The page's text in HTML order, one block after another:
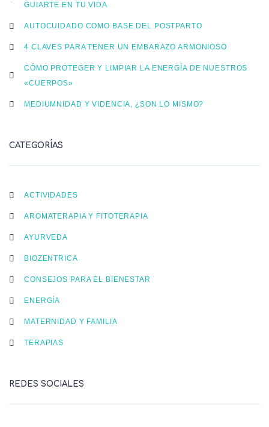
GUIARTE EN TU VIDA
AUTOCUIDADO COMO BASE DEL POSTPARTO
4 CLAVES PARA TENER UN EMBARAZO ARMONIOSO
CÓMO PROTEGER Y LIMPIAR LA ENERGÍA DE NUESTROS
«CUERPOS»
MEDIUMNIDAD Y VIDENCIA, ¿SON LO MISMO?
CATEGORÍAS
ACTIVIDADES
AROMATERAPIA Y FITOTERAPIA
AYURVEDA
BIOZENTRICA
CONSEJOS PARA EL BIENESTAR
ENERGÍA
MATERNIDAD Y FAMILIA
TERAPIAS
REDES SOCIALES